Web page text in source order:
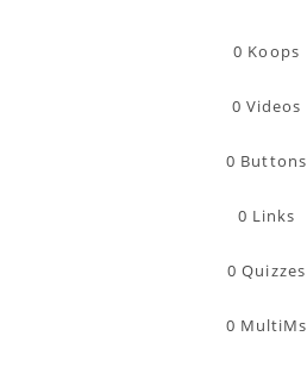
0 Koops
0 Videos
0 Buttons
0 Links
0 Quizzes
0 MultiMs